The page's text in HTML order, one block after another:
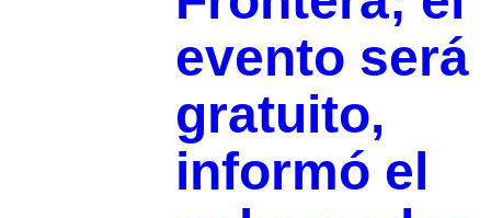
evento será
gratuito,
informó el